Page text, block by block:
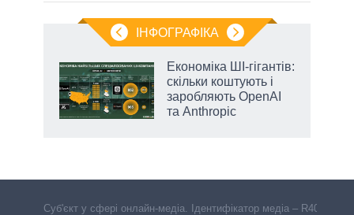
ІНФОГРАФІКА
Економіка ШІ-гігантів:
скільки коштують і
заробляють OpenAI
та Anthropic
Cуб'єкт у сфері онлайн-медіа. Ідентифікатор медіа – R40-